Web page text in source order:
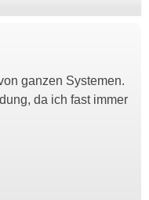
ganzen Systemen.
da ich fast immer